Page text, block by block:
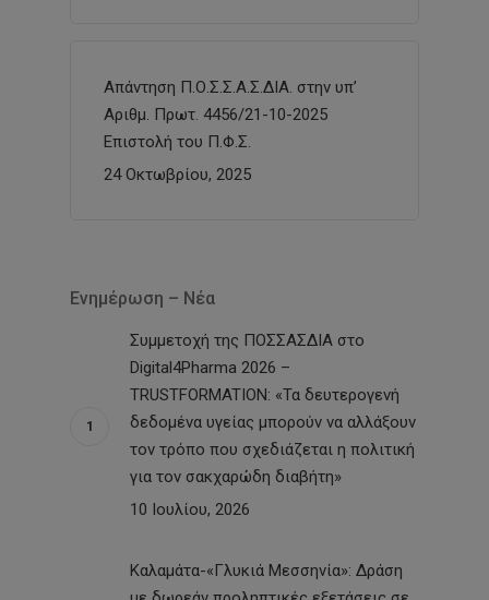
Απάντηση Π.Ο.Σ.Σ.Α.Σ.ΔΙΑ. στην υπ’
Αριθμ. Πρωτ. 4456/21-10-2025
Επιστολή του Π.Φ.Σ.
24 Οκτωβρίου, 2025
Ενημέρωση – Νέα
Συμμετοχή της ΠΟΣΣΑΣΔΙΑ στο
Digital4Pharma 2026 –
TRUSTFORMATION: «Τα δευτερογενή
δεδομένα υγείας μπορούν να αλλάξουν
τον τρόπο που σχεδιάζεται η πολιτική
για τον σακχαρώδη διαβήτη»
10 Ιουλίου, 2026
Καλαμάτα-«Γλυκιά Μεσσηνία»: Δράση